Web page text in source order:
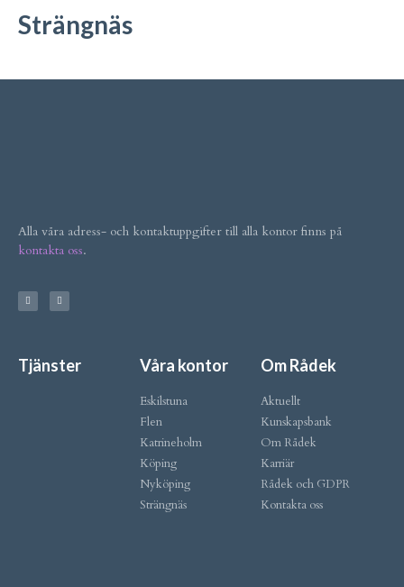
Strängnäs
Alla våra adress- och kontaktuppgifter till alla kontor finns på
kontakta oss.
Tjänster Våra kontor
Eskilstuna
Flen
Katrineholm
Köping
Nyköping
Strängnäs
Om Rådek
Aktuellt
Kunskapsbank
Om Rådek
Karriär
Rådek och GDPR
Kontakta oss